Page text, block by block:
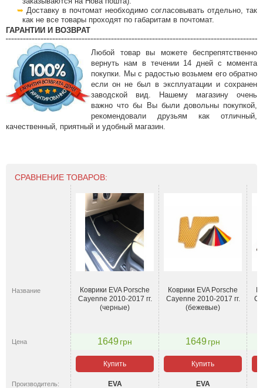
Доставку в почтомат необходимо согласовывать отдельно, так
как не все товары проходят по габаритам в почтомат.
ГАРАНТИИ И ВОЗВРАТ
Любой товар вы можете беспрепятственно
вернуть нам в течении 14 дней с момента
покупки. Мы с радостью возьмем его обратно
если он не был в эксплуатации и сохранен
заводской вид. Нашему магазину очень
важно что бы Вы были довольны покупкой,
рекомендовали друзьям как отличный,
качественный, приятный и удобный магазин.
СРАВНЕНИЕ ТОВАРОВ:
Название
Коврики EVA Porsche
Cayenne 2010-2017 гг.
(черные)
Коврики EVA Porsche
Cayenne 2010-2017 гг.
(бежевые)
Цена 1649грн 1649грн
Купить Купить
Производитель: EVA EVA